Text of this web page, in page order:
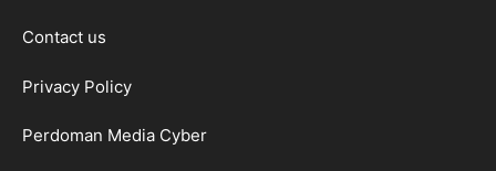
Contact us
Privacy Policy
Perdoman Media Cyber